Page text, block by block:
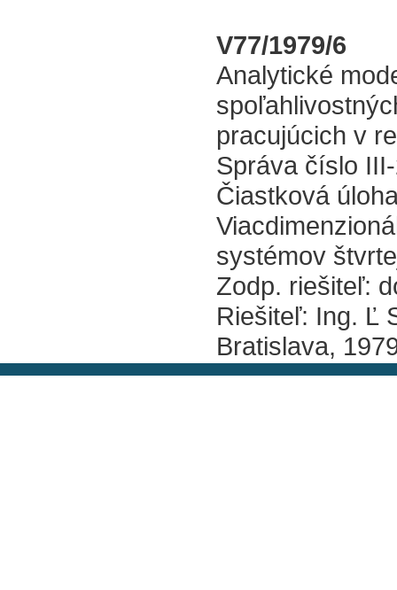
V77/1979/6
Analytické
pracujúcich v
Správa číslo
Čiastková
systémov
Zodp. riešiteľ:
Riešiteľ: Ing. Ľ
Bratislava,